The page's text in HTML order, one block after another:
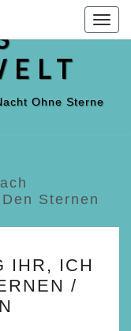
Ohne Sterne
Sternen
IHR, ICH
/